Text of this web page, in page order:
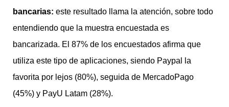
bancarias: este resultado llama la atención, sobre todo
entendiendo que la muestra encuestada es
bancarizada. El 87% de los encuestados afirma que
utiliza este tipo de aplicaciones, siendo Paypal la
favorita por lejos (80%), seguida de MercadoPago
(45%) y PayU Latam (28%).